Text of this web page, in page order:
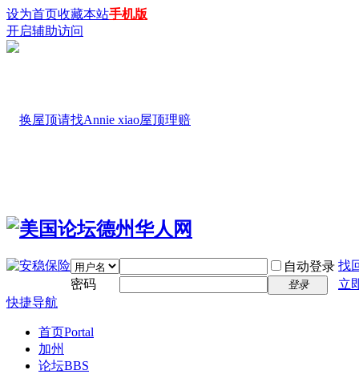
设为首页收藏本站手机版
开启辅助访问
自动登录 找
密码
登录
立
快捷导航
首页Portal
加州
论坛BBS